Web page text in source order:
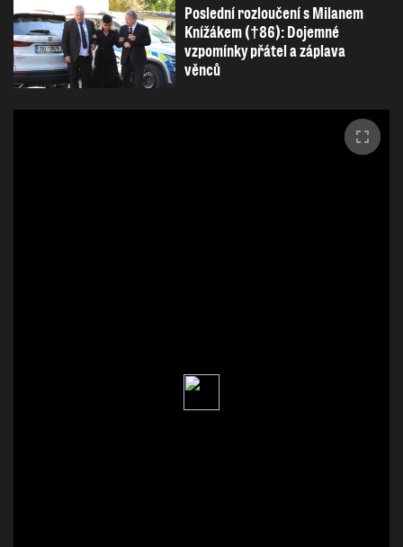
Poslední rozloučení s Milanem
Knížákem (†86): Dojemné
vzpomínky přátel a záplava
věnců